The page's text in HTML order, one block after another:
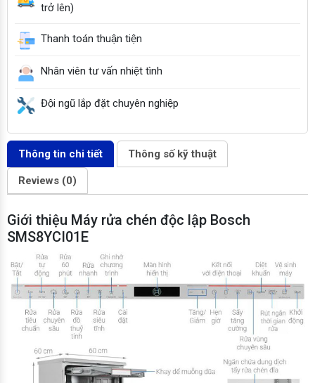
trở lên)
Thanh toán thuận tiện
Nhân viên tư vấn nhiệt tình
Đội ngũ lắp đặt chuyên nghiệp
Thông tin chi tiết Thông số kỹ thuật
Reviews (0)
Giới thiệu Máy rửa chén độc lập Bosch
SMS8YCI01E